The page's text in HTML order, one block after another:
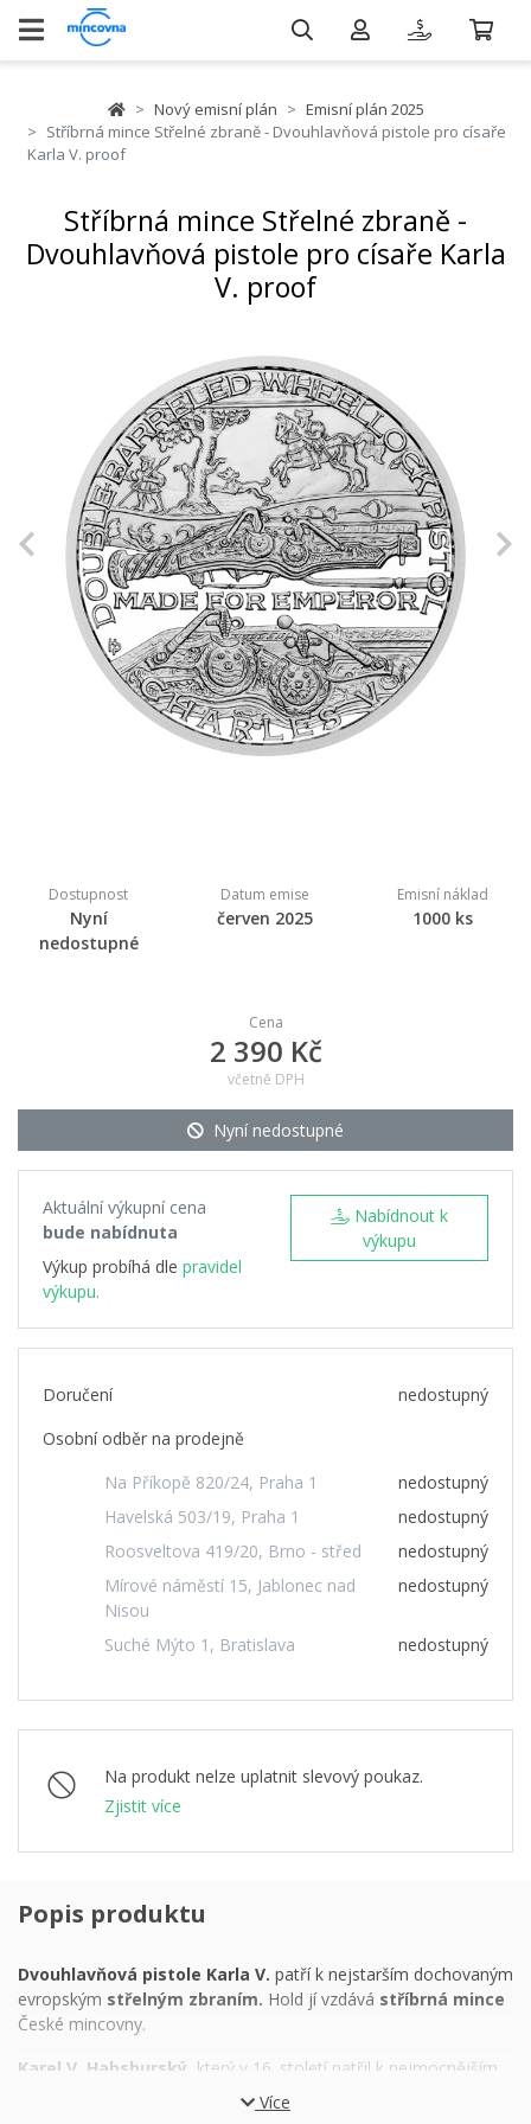
Nový emisní plán
Emisní plán 2025
Stříbrná mince Střelné zbraně - Dvouhlavňová pistole pro císaře
Karla V. proof
Stříbrná mince Střelné zbraně -
Dvouhlavňová pistole pro císaře Karla
V. proof
Previous
Dostupnost
Nyní
nedostupné
Datum emise
červen 2025
Emisní náklad
1000 ks
Cena
2 390 Kč
včetně DPH
Nyní nedostupné
Aktuální výkupní cena
bude nabídnuta
Výkup probíhá dle pravidel
výkupu.
výkupu
Doručení
nedostupný
Osobní odběr na prodejně
Na Příkopě 820/24, Praha 1
nedostupný
Havelská 503/19, Praha 1
nedostupný
Roosveltova 419/20, Brno - střed
nedostupný
Mírové náměstí 15, Jablonec nad
Nisou
nedostupný
Suché Mýto 1, Bratislava nedostupný
Na produkt nelze uplatnit slevový poukaz.
Zjistit více
Popis produktu
Dvouhlavňová pistole Karla V. patří k nejstarším dochovaným
evropským střelným zbraním. Hold jí vzdává stříbrná mince
České mincovny.
Karel V. Habsburský, který v 16. století patřil k nejmocnějším
mužům planety, mohl směle prohlásit:
Byl totiž svrchovaným vládcem dvou mocných
Více